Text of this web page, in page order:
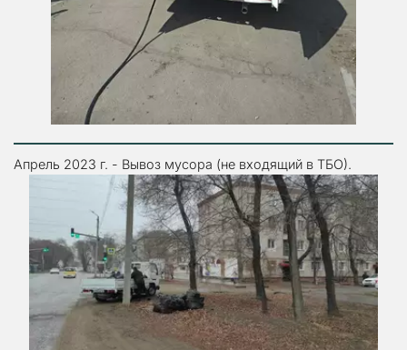
Апрель 2023 г. - Вывоз мусора (не входящий в ТБО).